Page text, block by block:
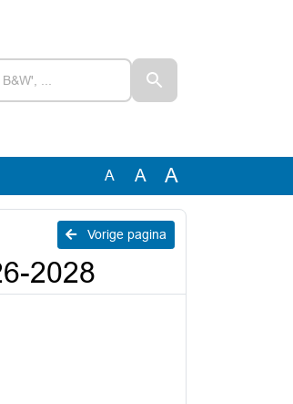
A A A
Vorige pagina
2028